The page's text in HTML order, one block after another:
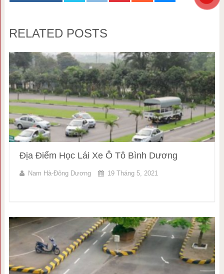
RELATED POSTS
Địa Điểm Học Lái Xe Ô Tô Bình Dương
Nam Hà-Đông Dương 19 Tháng 5, 2021